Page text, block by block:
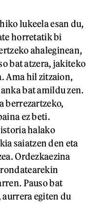
lukeela esan du,
horretatik bi
ahaleginean,
bat atzera, jakiteko
Ama hil zitzaion,
bat amildu zen.
berrezartzeko,
ez beti.
halako
saiatzen den eta
Ordezkaezina
Pauso bat
egiten du